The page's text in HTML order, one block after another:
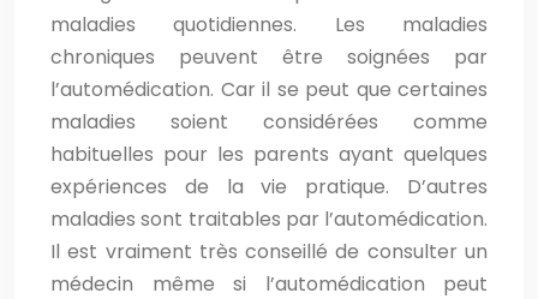
maladies quotidiennes. Les maladies
chroniques peuvent être soignées par
l’automédication. Car il se peut que certaines
maladies soient considérées comme
habituelles pour les parents ayant quelques
expériences de la vie pratique. D’autres
maladies sont traitables par l’automédication.
Il est vraiment très conseillé de consulter un
médecin même si l’automédication peut